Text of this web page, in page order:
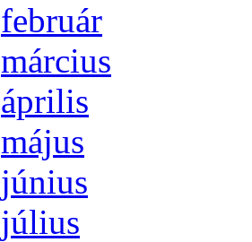
feb­ru­ár
már­ci­us
áp­ri­lis
má­jus
jú­ni­us
jú­li­us